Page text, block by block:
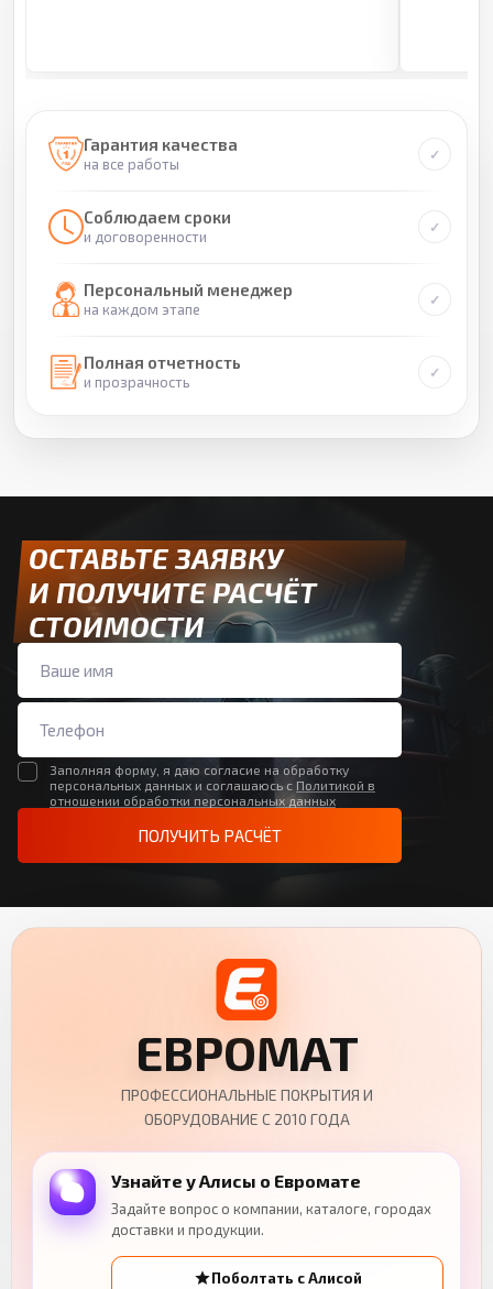
Гарантия качества
на все работы
Соблюдаем сроки
и договоренности
Персональный менеджер
на каждом этапе
Полная отчетность
и прозрачность
ОСТАВЬТЕ ЗАЯВКУ
И ПОЛУЧИТЕ РАСЧЁТ
СТОИМОСТИ
Заполняя форму, я даю согласие на обработку
персональных данных и соглашаюсь с Политикой в
отношении обработки персональных данных
ПОЛУЧИТЬ РАСЧЁТ
ЕВРОМАТ
ПРОФЕССИОНАЛЬНЫЕ ПОКРЫТИЯ И
ОБОРУДОВАНИЕ С 2010 ГОДА
Узнайте у Алисы о Евромате
Задайте вопрос о компании, каталоге, городах
доставки и продукции.
Поболтать с Алисой